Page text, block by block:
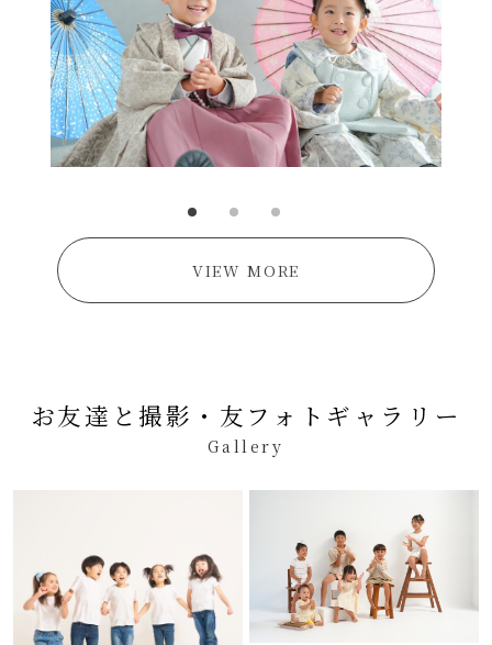
VIEW MORE
お友達と撮影・友フォトギャラリー
Gallery